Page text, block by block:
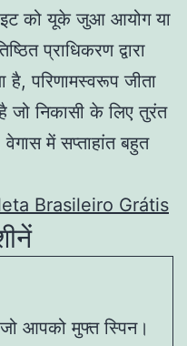
को यूके जुआ आयोग या
प्राधिकरण द्वारा
है, परिणामस्वरूप जीता
जो निकासी के लिए तुरंत
में सप्ताहांत बहुत
Brasileiro Grátis
आपको मुफ्त स्पिन।